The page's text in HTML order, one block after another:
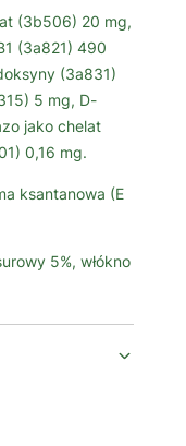
(3b506) 20 mg,
(3a821) 490
(3a831)
5 mg, D-
jako chelat
0,16 mg.
ksantanowa (E
5%, włókno